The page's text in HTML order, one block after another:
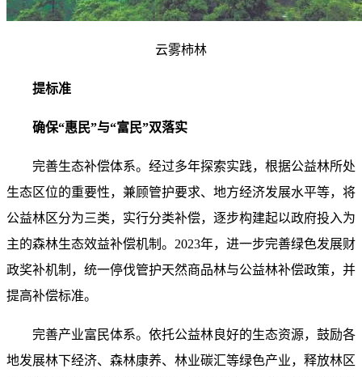
云雾柿林
提标准
确保“惠民”与“富民”双落实
完善生态补偿体系。经过多年探索实践，根据公益林所处
生态区位的重要性，兼顾管护要求、地方经济发展水平等，将
公益林区分为三类，实行分类补偿，逐步构建起以政府投入为
主的森林生态效益补偿机制。2023年，进一步完善绿色发展财
政奖补机制，统一停伐管护天然商品林与公益林补偿政策，并
提高补偿标准。
完善产业富民体系。依托公益林良好的生态资源，鼓励各
地发展林下经济、森林康养、林业碳汇等绿色产业，释放林区